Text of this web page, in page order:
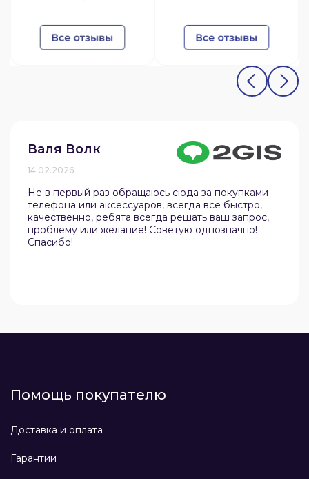
Валя Волк
14.02.2026
Не в первый раз обращаюсь сюда за покупками
телефона или аксессуаров, всегда все быстро,
качественно, ребята всегда решать ваш запрос,
проблему или желание! Советую однозначно!
Спасибо!
Помощь покупателю
Доставка и оплата
Гарантии